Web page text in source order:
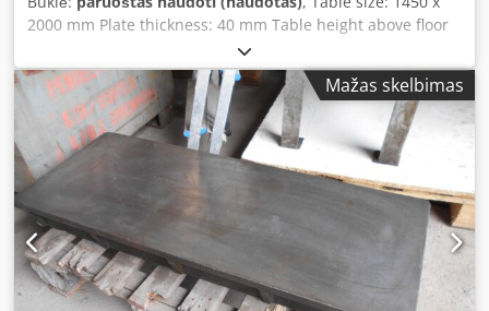
2000 mm Plate thickness: 40 mm Table height above floor
level: 800 mm Weight: approx. 1200 kg Crodpstp Hg Eofx
Amysf
Mažas skelbimas